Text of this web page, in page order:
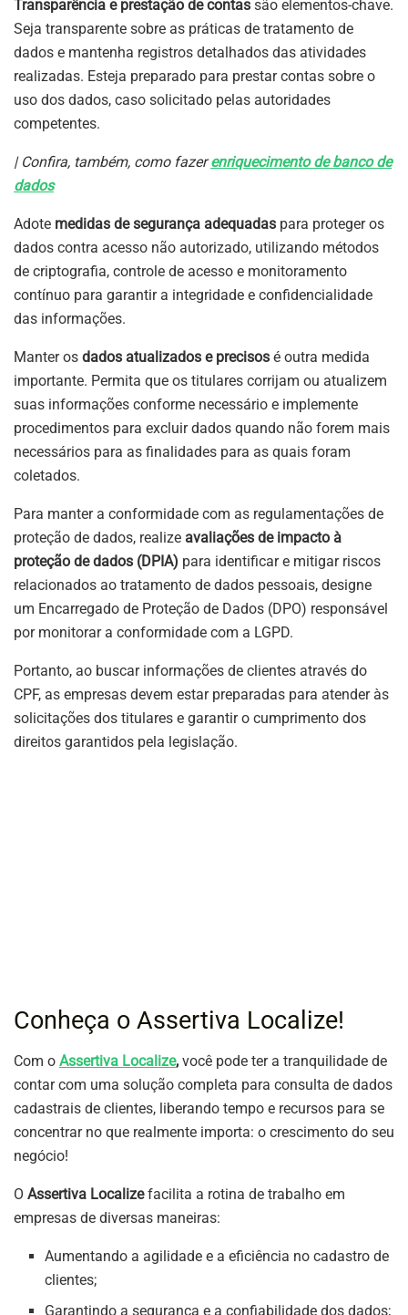
Transparência e prestação de contas são elementos-chave.
Seja transparente sobre as práticas de tratamento de
dados e mantenha registros detalhados das atividades
realizadas. Esteja preparado para prestar contas sobre o
uso dos dados, caso solicitado pelas autoridades
competentes.
| Confira, também, como fazerenriquecimento de banco de
dados
Adote medidas de segurança adequadas para proteger os
dados contra acesso não autorizado, utilizando métodos
de criptografia, controle de acesso e monitoramento
contínuo para garantir a integridade e confidencialidade
das informações.
Manter os dados atualizados e precisos é outra medida
importante. Permita que os titulares corrijam ou atualizem
suas informações conforme necessário e implemente
procedimentos para excluir dados quando não forem mais
necessários para as finalidades para as quais foram
coletados.
Para manter a conformidade com as regulamentações de
proteção de dados, realize avaliações de impacto à
proteção de dados (DPIA) para identificar e mitigar riscos
relacionados ao tratamento de dados pessoais, designe
um Encarregado de Proteção de Dados (DPO) responsável
por monitorar a conformidade com a LGPD.
Portanto, ao buscar informações de clientes através do
CPF, as empresas devem estar preparadas para atender às
solicitações dos titulares e garantir o cumprimento dos
direitos garantidos pela legislação.
Conheça o Assertiva Localize!
Com o Assertiva Localize, você pode ter a tranquilidade de
contar com uma solução completa para consulta de dados
cadastrais de clientes, liberando tempo e recursos para se
concentrar no que realmente importa: o crescimento do seu
negócio!
O Assertiva Localizefacilita a rotina de trabalho em
empresas de diversas maneiras:
Aumentando a agilidade e a eficiência no cadastro de
clientes;
Garantindo a segurança e a confiabilidade dos dados;